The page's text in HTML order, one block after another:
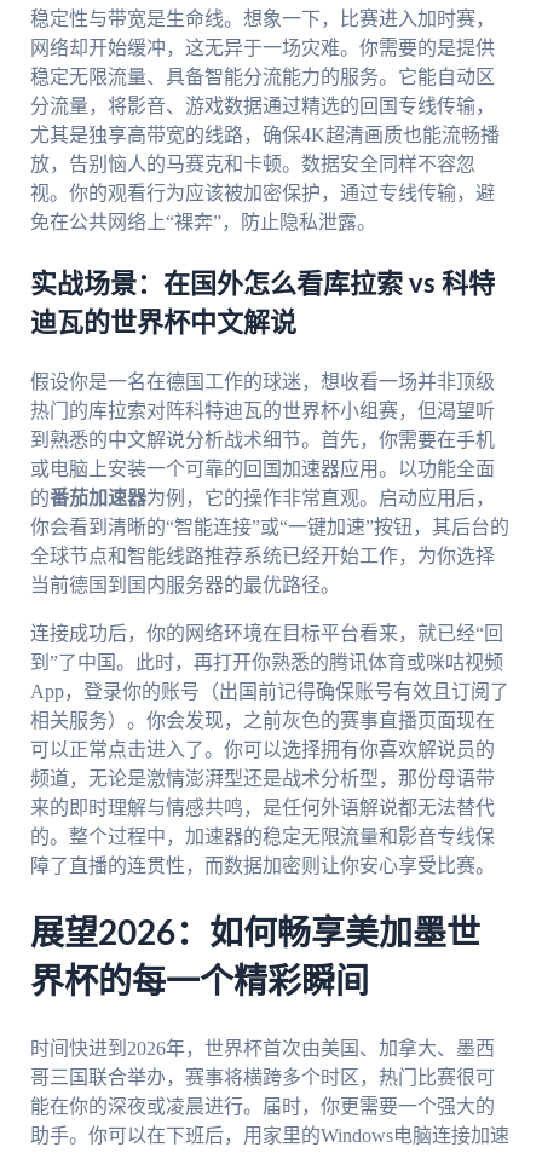
稳定性与带宽是生命线。想象一下，比赛进入加时赛，
网络却开始缓冲，这无异于一场灾难。你需要的是提供
稳定无限流量、具备智能分流能力的服务。它能自动区
分流量，将影音、游戏数据通过精选的回国专线传输，
尤其是独享高带宽的线路，确保4K超清画质也能流畅播
放，告别恼人的马赛克和卡顿。数据安全同样不容忽
视。你的观看行为应该被加密保护，通过专线传输，避
免在公共网络上“裸奔”，防止隐私泄露。
实战场景：在国外怎么看库拉索 vs 科特
迪瓦的世界杯中文解说
假设你是一名在德国工作的球迷，想收看一场并非顶级
热门的库拉索对阵科特迪瓦的世界杯小组赛，但渴望听
到熟悉的中文解说分析战术细节。首先，你需要在手机
或电脑上安装一个可靠的回国加速器应用。以功能全面
的番茄加速器为例，它的操作非常直观。启动应用后，
你会看到清晰的“智能连接”或“一键加速”按钮，其后台的
全球节点和智能线路推荐系统已经开始工作，为你选择
当前德国到国内服务器的最优路径。
连接成功后，你的网络环境在目标平台看来，就已经“回
到”了中国。此时，再打开你熟悉的腾讯体育或咪咕视频
App，登录你的账号（出国前记得确保账号有效且订阅了
相关服务）。你会发现，之前灰色的赛事直播页面现在
可以正常点击进入了。你可以选择拥有你喜欢解说员的
频道，无论是激情澎湃型还是战术分析型，那份母语带
来的即时理解与情感共鸣，是任何外语解说都无法替代
的。整个过程中，加速器的稳定无限流量和影音专线保
障了直播的连贯性，而数据加密则让你安心享受比赛。
展望2026：如何畅享美加墨世
界杯的每一个精彩瞬间
时间快进到2026年，世界杯首次由美国、加拿大、墨西
哥三国联合举办，赛事将横跨多个时区，热门比赛很可
能在你的深夜或凌晨进行。届时，你更需要一个强大的
助手。你可以在下班后，用家里的Windows电脑连接加速